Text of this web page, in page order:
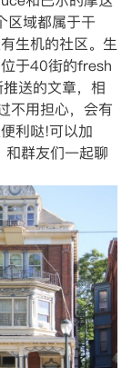
区域都属于干
生机的社区。生
于40街的fresh
送的文章，相
不用担心，会有
利哒!可以加
群友们一起聊